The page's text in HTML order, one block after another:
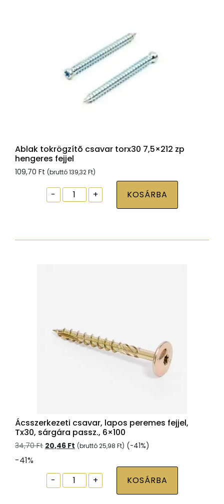
Ablak tokrögzítõ csavar torx30 7,5×212 zp
hengeres fejjel
109,70 Ft (bruttó139,32Ft)
-
Ablak
tokrögzítõ
7,5x212
+ KOSÁRBA
Ácsszerkezeti csavar, lapos peremes fejjel,
Tx30, sárgára passz., 6×100
34,70Ft Original
34,70 Ft.
20,46 Ft Current
20,46 Ft.
(bruttó25,98 Ft) (-41%)
-41%
-
Ácsszerkezeti
csavar,
+ KOSÁRBA